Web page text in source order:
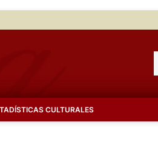
CULTURALES